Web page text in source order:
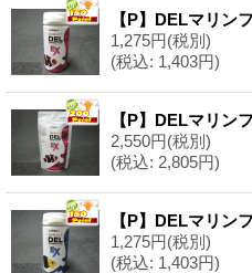
【P】DELマリン
1,275円(税別)
(税込: 1,403円)
【P】DELマリン
2,550円(税別)
(税込: 2,805円)
【P】DELマリン
1,275円(税別)
(税込: 1,403円)